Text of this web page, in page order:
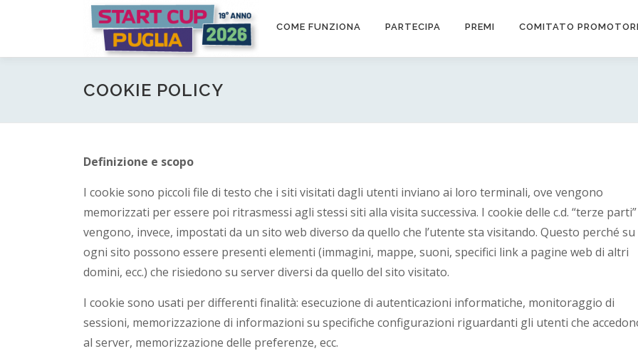
t
r
COME FUNZIONA PARTECIPA PREMI COMITATO
COOKIE POLICY
Definizione e scopo
I cookie sono piccoli file di testo che i siti visitati dagli utenti inviano ai loro terminali, ove vengono
memorizzati per essere poi ritrasmessi agli stessi siti alla visita successiva. I cookie delle c.d. “terze parti”
vengono, invece, impostati da un sito web diverso da quello che l’utente sta visitando. Questo perché su
ogni sito possono essere presenti elementi (immagini, mappe, suoni, specifici link a pagine web di altri
domini, ecc.) che risiedono su server diversi da quello del sito visitato.
I cookie sono usati per differenti finalità: esecuzione di autenticazioni informatiche, monitoraggio di
sessioni, memorizzazione di informazioni su specifiche configurazioni riguardanti gli utenti che
al server, memorizzazione delle preferenze, ecc.